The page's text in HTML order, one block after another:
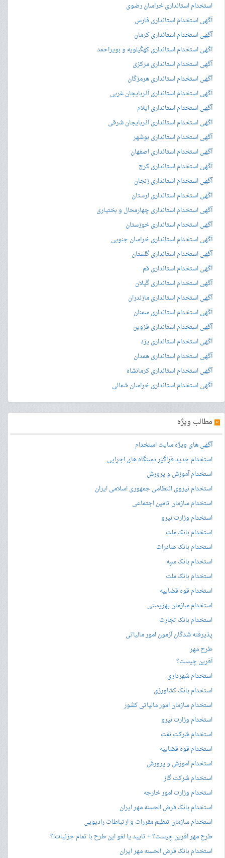
استخدام استانداری خراسان رضوی
آگهی استخدام استانداری فارس
آگهی استخدام استانداری کرمان
آگهی استخدام استانداری کهگیلویه و بویراحمد
آگهی استخدام استانداری مرکزی
آگهی استخدام استانداری هرمزگان
آگهی استخدام استانداری آذربایجان غربی
آگهی استخدام استانداری ایلام
آگهی استخدام استانداری آذربایجان شرقی
آگهی استخدام استانداری بوشهر
آگهی استخدام استانداری اصفهان
آگهی استخدام استانداری کرج
آگهی استخدام استانداری زنجان
آگهی استخدام استانداری لرستان
آگهی استخدام استانداری چهارمحال و بختیاری
آگهی استخدام استانداری خوزستان
آگهی استخدام استانداری خراسان جنوبی
آگهی استخدام استانداری گلستان
آگهی استخدام استانداری قم
آگهی استخدام استانداری گیلان
آگهی استخدام استانداری مازندران
آگهی استخدام استانداری سمنان
آگهی استخدام استانداری قزوین
آگهی استخدام استانداری یزد
آگهی استخدام استانداری همدان
آگهی استخدام استانداری کرمانشاه
آگهی استخدام استانداری خراسان شمالی
» مطالب ویژه
آگهی های ویژه سایت استخدام
استخدام جدید فراگیر دستگاه های اجرایی
استخدام آموزش و پرورش
استخدام نیروی انتظامی جمهوری اسلامی ایران
استخدام سازمان تامین اجتماعی
استخدام وزارت نیرو
استخدام بانک ملت
استخدام بانک صادرات
استخدام بانک سپه
استخدام بانک ملت
استخدام قوه قضاییه
استخدام سازمان بهزیستی
استخدام بانک تجارت
پذیرفته شدگان آزمون امور مالیاتی
طرح مهر
آفرین چیست؟
استخدام شهرداری
استخدام بانک کشاورزی
استخدام سازمان امور مالیاتی کشور
استخدام وزارت نیرو
استخدام شرکت نفت
استخدام قوه قضاییه
استخدام آموزش و پرورش
استخدام شرکت گاز
استخدام وزارت امور خارجه
استخدام بانک قرض الحسنه مهر ایران
استخدام سازمان تنظیم مقررات و ارتباطات رادیویی
طرح مهر آفرین چیست؟ + تایید یا لغو این طرح با تمام جزئیات!؟
استخدام بانک قرض الحسنه مهر ایران